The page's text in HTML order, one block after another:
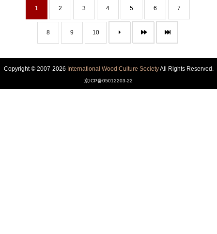
1 2 3 4 5 6 7
8 9 10
Copyright © 2007-2026 International Wood Culture SocietyAll Rights Reserved.
京ICP备05012203-22